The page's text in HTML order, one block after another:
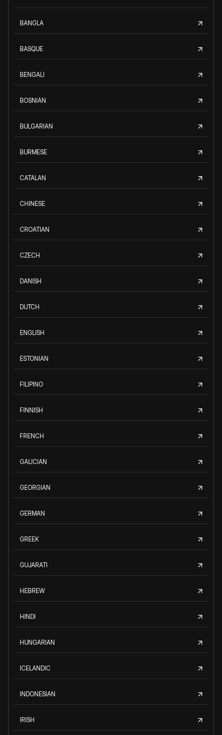
BANGLA
BASQUE
BENGALI
BOSNIAN
BULGARIAN
BURMESE
CATALAN
CHINESE
CROATIAN
CZECH
DANISH
DUTCH
ENGLISH
ESTONIAN
FILIPINO
FINNISH
FRENCH
GALICIAN
GEORGIAN
GERMAN
GREEK
GUJARATI
HEBREW
HINDI
HUNGARIAN
ICELANDIC
INDONESIAN
IRISH